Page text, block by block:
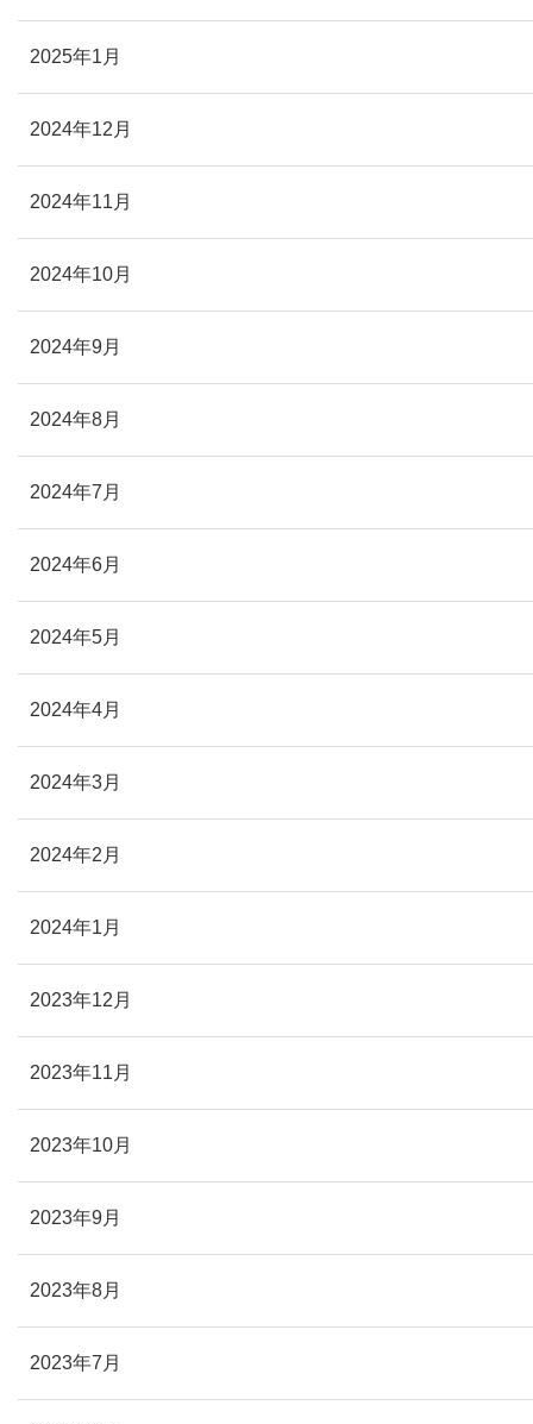
2025年1月
2024年12月
2024年11月
2024年10月
2024年9月
2024年8月
2024年7月
2024年6月
2024年5月
2024年4月
2024年3月
2024年2月
2024年1月
2023年12月
2023年11月
2023年10月
2023年9月
2023年8月
2023年7月